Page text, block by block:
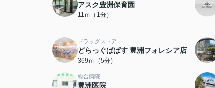
アスク豊洲保育園
11ｍ（1分）
ドラッグストア
どらっぐぱぱす 豊洲フォレシア店
369ｍ（5分）
総合病院
豊洲医院